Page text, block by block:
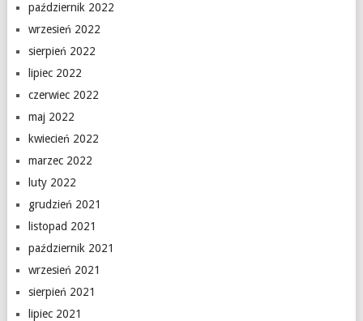
październik 2022
wrzesień 2022
sierpień 2022
lipiec 2022
czerwiec 2022
maj 2022
kwiecień 2022
marzec 2022
luty 2022
grudzień 2021
listopad 2021
październik 2021
wrzesień 2021
sierpień 2021
lipiec 2021